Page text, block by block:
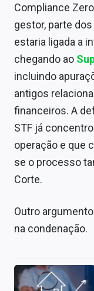
Compliance
gestor, parte
estaria ligada a
chegando ao
incluindo
antigos
financeiros. A
STF já
operação e que
se o processo
Corte.
Outro
na condenação.